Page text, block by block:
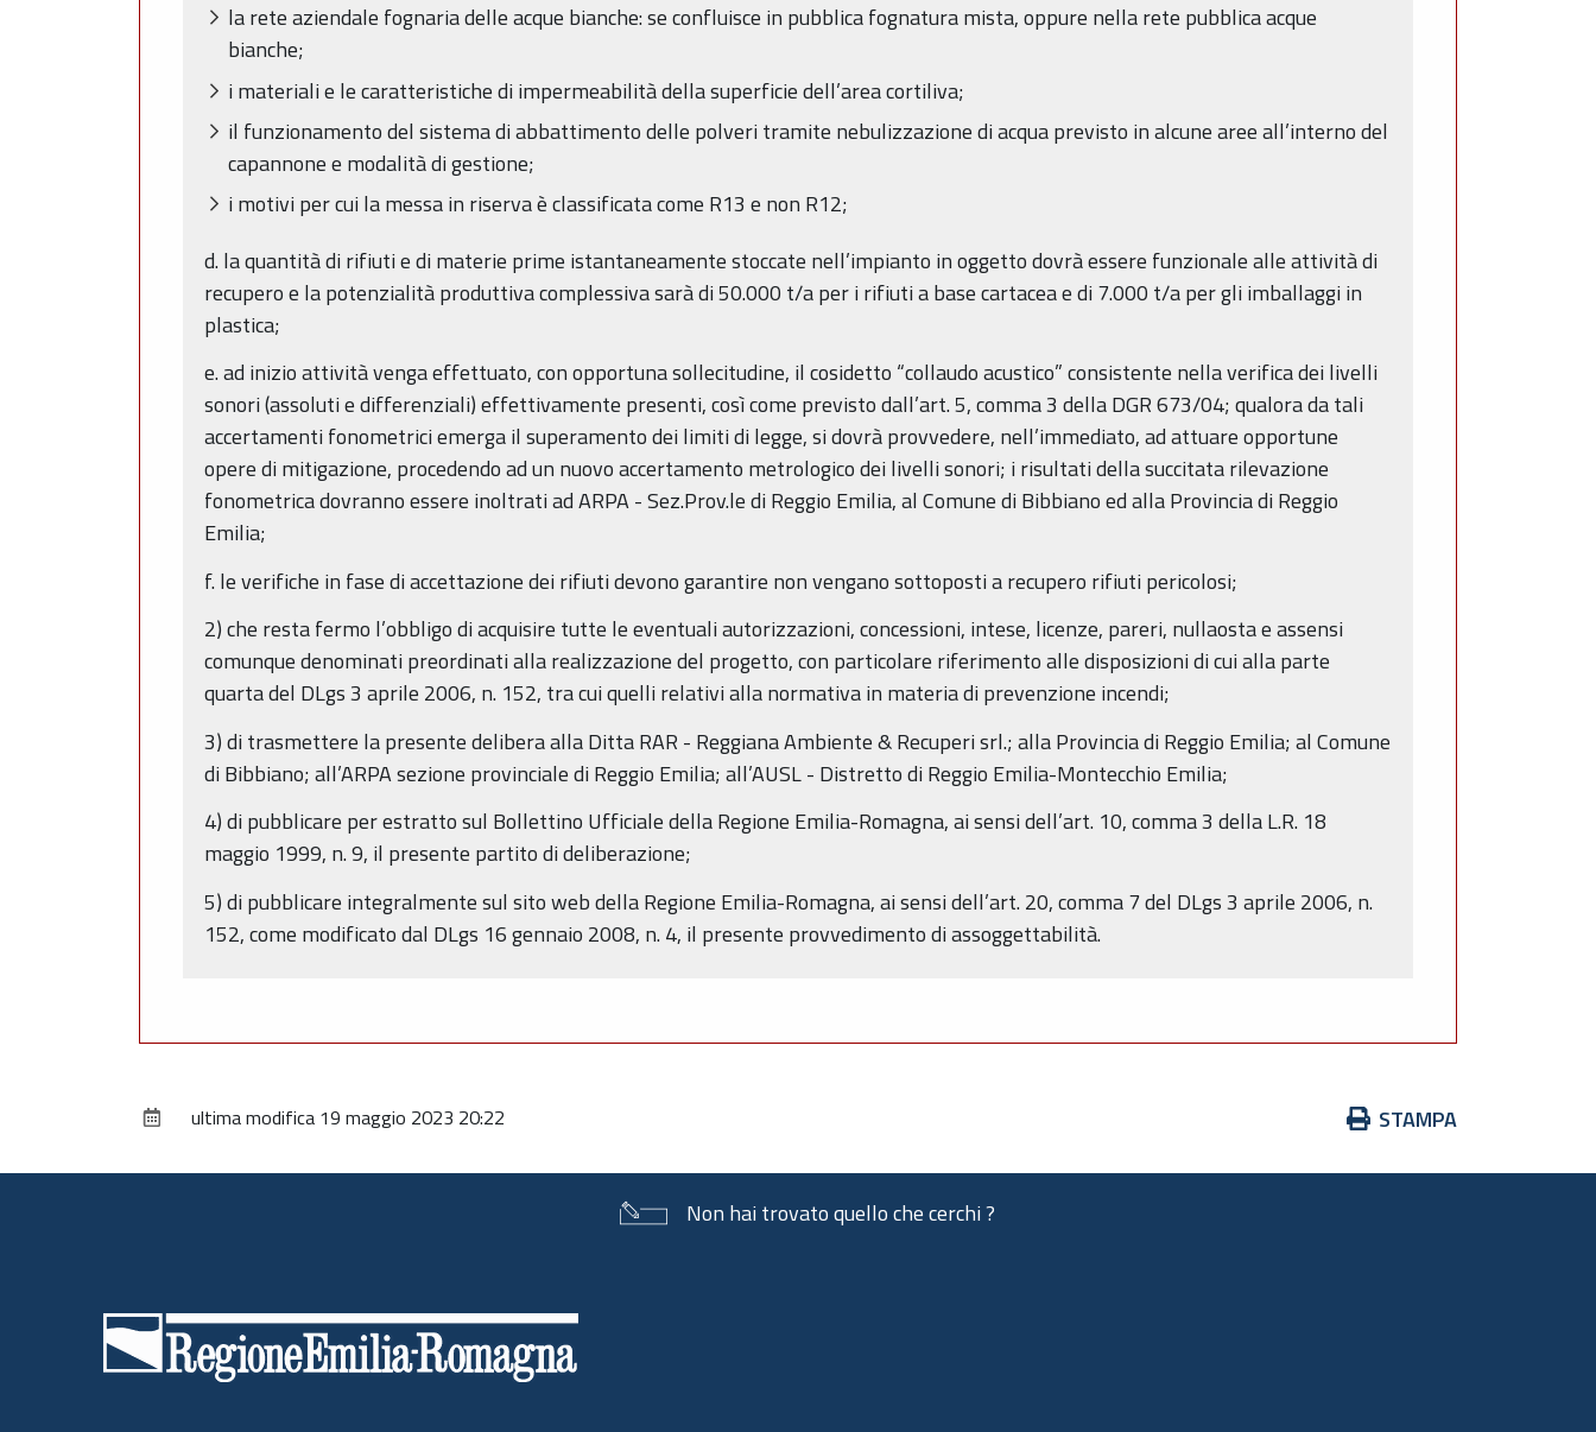
la rete aziendale fognaria delle acque bianche: se confluisce in pubblica fognatura mista, oppure nella rete pubblica acque
bianche;
i materiali e le caratteristiche di impermeabilità della superficie dell’area cortiliva;
il funzionamento del sistema di abbattimento delle polveri tramite nebulizzazione di acqua previsto in alcune aree all’interno del
capannone e modalità di gestione;
i motivi per cui la messa in riserva è classificata come R13 e non R12;
d. la quantità di rifiuti e di materie prime istantaneamente stoccate nell’impianto in oggetto dovrà essere funzionale alle attività di
recupero e la potenzialità produttiva complessiva sarà di 50.000 t/a per i rifiuti a base cartacea e di 7.000 t/a per gli imballaggi in
plastica;
e. ad inizio attività venga effettuato, con opportuna sollecitudine, il cosidetto “collaudo acustico” consistente nella verifica dei livelli
sonori (assoluti e differenziali) effettivamente presenti, così come previsto dall’art. 5, comma 3 della DGR 673/04; qualora da tali
accertamenti fonometrici emerga il superamento dei limiti di legge, si dovrà provvedere, nell’immediato, ad attuare opportune
opere di mitigazione, procedendo ad un nuovo accertamento metrologico dei livelli sonori; i risultati della succitata rilevazione
fonometrica dovranno essere inoltrati ad ARPA - Sez.Prov.le di Reggio Emilia, al Comune di Bibbiano ed alla Provincia di Reggio
Emilia;
f. le verifiche in fase di accettazione dei rifiuti devono garantire non vengano sottoposti a recupero rifiuti pericolosi;
2) che resta fermo l’obbligo di acquisire tutte le eventuali autorizzazioni, concessioni, intese, licenze, pareri, nullaosta e assensi
comunque denominati preordinati alla realizzazione del progetto, con particolare riferimento alle disposizioni di cui alla parte
quarta del DLgs 3 aprile 2006, n. 152, tra cui quelli relativi alla normativa in materia di prevenzione incendi;
3) di trasmettere la presente delibera alla Ditta RAR - Reggiana Ambiente & Recuperi srl.; alla Provincia di Reggio Emilia; al Comune
di Bibbiano; all’ARPA sezione provinciale di Reggio Emilia; all’AUSL - Distretto di Reggio Emilia-Montecchio Emilia;
4) di pubblicare per estratto sul Bollettino Ufficiale della Regione Emilia-Romagna, ai sensi dell’art. 10, comma 3 della L.R. 18
maggio 1999, n. 9, il presente partito di deliberazione;
5) di pubblicare integralmente sul sito web della Regione Emilia-Romagna, ai sensi dell’art. 20, comma 7 del DLgs 3 aprile 2006, n.
152, come modificato dal DLgs 16 gennaio 2008, n. 4, il presente provvedimento di assoggettabilità.
Azioni
documento
STAMPA
ultima modifica 19 maggio 2023 20:22
Non hai trovato quello che cerchi ?